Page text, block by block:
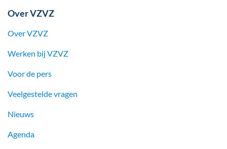
Over VZVZ
Over VZVZ
Werken bij VZVZ
Voor de pers
Veelgestelde vragen
Nieuws
Agenda